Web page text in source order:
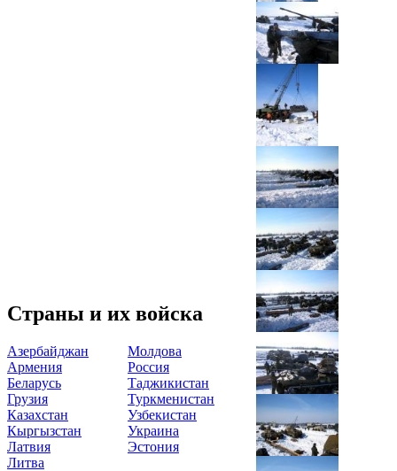
Страны и их войска
Азербайджан
Армения
Беларусь
Грузия
Казахстан
Кыргызстан
Латвия
Литва
Молдова
Россия
Таджикистан
Туркменистан
Узбекистан
Украина
Эстония